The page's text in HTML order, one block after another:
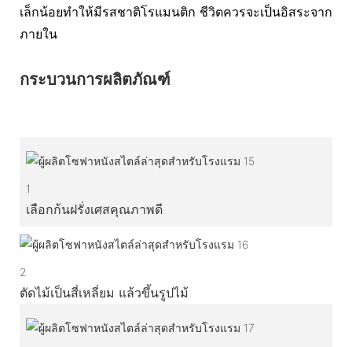
เล็กน้อยทำให้มีรสชาติโรแมนติก ชีวิตควรจะเป็นอิสระจาก
ภายใน
กระบวนการผลิตภัณฑ์
1
เลือกก้นฝรั่งเศสคุณภาพดี
2
ตัดไม้เป็นสี่เหลี่ยม แล้วขึ้นรูปไม้